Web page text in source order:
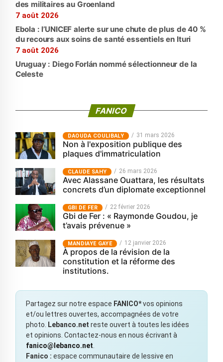
des militaires au Groenland
7 août 2026
Ebola : l’UNICEF alerte sur une chute de plus de 40 %
du recours aux soins de santé essentiels en Ituri
7 août 2026
Uruguay : Diego Forlán nommé sélectionneur de la
Celeste
FANICO
‎DAOUDA COULIBALY 31 mars 2026
Non à l'exposition publique des
plaques d'immatriculation
CLAUDE SAHY 26 mars 2026
Avec Alassane Ouattara, les résultats
concrets d’un diplomate exceptionnel
GBI DE FER 22 février 2026
Gbi de Fer : « Raymonde Goudou, je
t’avais prévenue »
MANDIAYE GAYE 12 janvier 2026
À propos de la révision de la
constitution et la réforme des
institutions.
Partagez sur notre espace FANICO*vos opinions
et/ou lettres ouvertes, accompagnées de votre
photo.
Lebanco.net reste ouvert à toutes les idées
et opinions. Contactez-nous en nous écrivant à
fanico@lebanco.net
Fanico : espace communautaire de lessive en